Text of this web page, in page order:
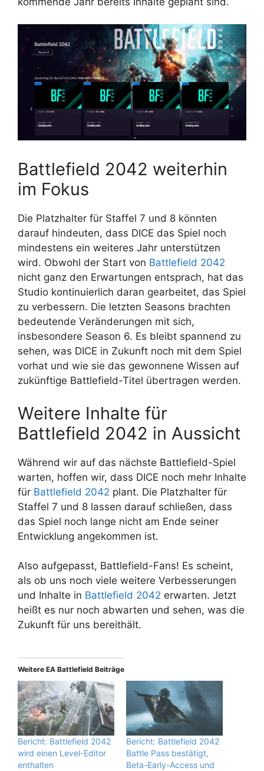
Battlefield 2042 weiterhin
im Fokus
Die Platzhalter für Staffel 7 und 8 könnten
darauf hindeuten, dass DICE das Spiel noch
mindestens ein weiteres Jahr unterstützen
wird. Obwohl der Start von Battlefield 2042
nicht ganz den Erwartungen entsprach, hat das
Studio kontinuierlich daran gearbeitet, das Spiel
zu verbessern. Die letzten Seasons brachten
bedeutende Veränderungen mit sich,
insbesondere Season 6. Es bleibt spannend zu
sehen, was DICE in Zukunft noch mit dem Spiel
vorhat und wie sie das gewonnene Wissen auf
zukünftige Battlefield-Titel übertragen werden.
Weitere Inhalte für
Battlefield 2042 in Aussicht
Während wir auf das nächste Battlefield-Spiel
warten, hoffen wir, dass DICE noch mehr Inhalte
für Battlefield 2042 plant. Die Platzhalter für
Staffel 7 und 8 lassen darauf schließen, dass
das Spiel noch lange nicht am Ende seiner
Entwicklung angekommen ist.
Also aufgepasst, Battlefield-Fans! Es scheint,
als ob uns noch viele weitere Verbesserungen
und Inhalte in Battlefield 2042 erwarten. Jetzt
heißt es nur noch abwarten und sehen, was die
Zukunft für uns bereithält.
Weitere EA Battlefield Beiträge
Bericht: Battlefield 2042
wird einen Level-Editor
enthalten
Bericht: Battlefield 2042
Battle Pass bestätigt,
Beta-Early-Access und